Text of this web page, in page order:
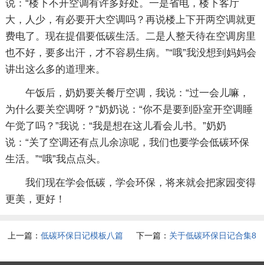
说：“楼下不开空调有许多好处。一是省电，楼下客厅
大，人少，有必要开大空调吗？再说楼上下开两空调就更
费电了。现在提倡要低碳生活。二是人整天待在空调房里
也不好，要多出汗，才不容易生病。”“哦”我没想到妈妈会
讲出这么多的道理来。
午饭后，奶奶要关餐厅空调，我说：“过一会儿嘛，
为什么要关空调呀？”奶奶说：“你不是要到卧室开空调睡
午觉了吗？”我说：“我是想在这儿看会儿书。”奶奶
说：“关了空调还有点儿余凉呢，我们也要学会低碳环保
生活。”“哦”我点点头。
我们现在学会低碳，学会环保，将来就会把家园变得
更美，更好！
上一篇：低碳环保日记模板八篇 下一篇： 关于低碳环保日记合集8